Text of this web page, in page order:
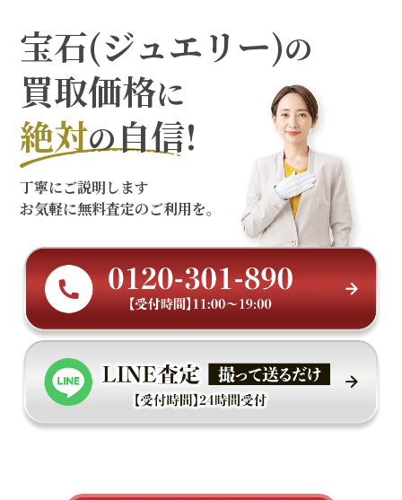
宝石(ジュエリー)の
買取価格に
絶対の自信!
丁寧にご説明します
お気軽に無料査定のご利用を。